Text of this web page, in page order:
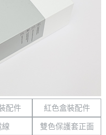
配件
紅色盒裝配件
線 雙色保護套正面